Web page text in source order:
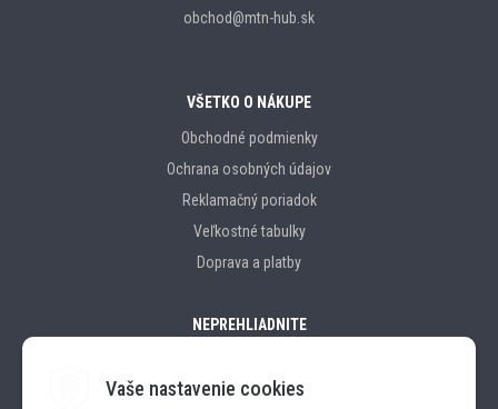
Vaše nastavenie cookies
obchod@mtn-hub.sk
VŠETKO O NÁKUPE
Obchodné podmienky
Ochrana osobných údajov
Reklamačný poriadok
Veľkostné tabulky
Doprava a platby
NEPREHLIADNITE